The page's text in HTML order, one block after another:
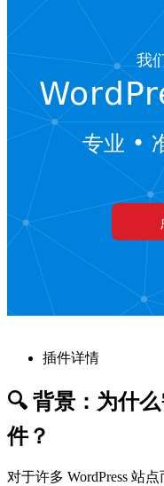
插件详情
🔍 背景：为什
件？
对于许多 WordPress 站点